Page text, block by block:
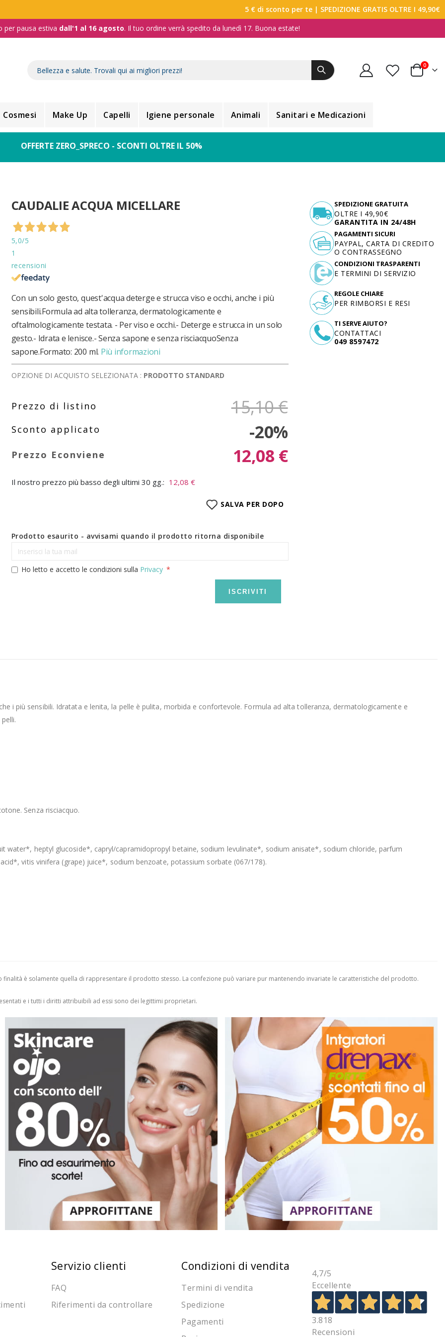
5 € di sconto per te | SPEDIZIONE GRATIS OLTRE I 49,90€
per pausa estiva dall'1 al 16 agosto. Il tuo ordine verrà spedito da lunedì 17. Buona estate!
Carrello
0
Cosmesi Make Up Capelli Igiene personale Animali Sanitari e Medicazioni
OFFERTE ZERO_SPRECO - SCONTI OLTRE IL 50%
CAUDALIE ACQUA MICELLARE
5,0/5
1
recensioni
Con un solo gesto, quest'acqua deterge e strucca viso e occhi, anche i più
sensibili.Formula ad alta tolleranza, dermatologicamente e
oftalmologicamente testata. - Per viso e occhi.- Deterge e strucca in un solo
gesto.- Idrata e lenisce.- Senza sapone e senza risciacquoSenza
sapone.Formato: 200 ml. Più informazioni
OPZIONE DI ACQUISTO SELEZIONATA : PRODOTTO STANDARD
15,10 €
-20%
12,08 €
Il nostro prezzo più basso degli ultimi 30 gg.: 12,08 €
SALVA PER DOPO
Prodotto esaurito - avvisami quando il prodotto ritorna disponibile
Ho letto e accetto le condizioni sulla Privacy
ISCRIVITI
SPEDIZIONE GRATUITA
OLTRE I 49,90€
GARANTITA IN 24/48H
TI SERVE AIUTO?
CONTATTACI
049 8597472
PAGAMENTI SICURI
PAYPAL, CARTA DI CREDITO
O CONTRASSEGNO
CONDIZIONI TRASPARENTI
E TERMINI DI SERVIZIO
REGOLE CHIARE
PER RIMBORSI E RESI
i più sensibili. Idratata e lenita, la pelle è pulita, morbida e confortevole. Formula ad alta tolleranza, dermatologicamente e
Senza risciacquo.
water*, heptyl glucoside*, capryl/capramidopropyl betaine, sodium levulinate*, sodium anisate*, sodium chloride, parfum
vitis vinifera (grape) juice*, sodium benzoate, potassium sorbate (067/178).
è solamente quella di rappresentare il prodotto stesso. La confezione può variare pur mantenendo invariate le caratteristiche del prodotto.
e i tutti i diritti attribuibili ad essi sono dei legittimi proprietari.
Servizio clienti
FAQ
Riferimenti da controllare
Condizioni di vendita
Termini di vendita
Spedizione
Pagamenti
4,7/5
Eccellente
3.818
Recensioni